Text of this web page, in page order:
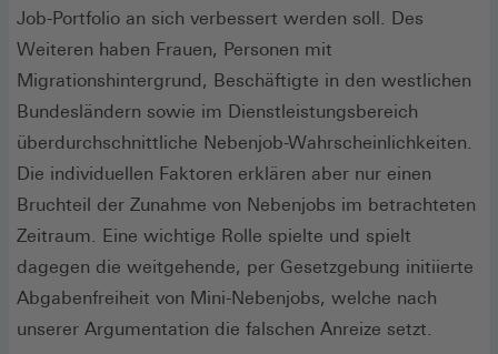
Job-Portfolio an sich verbessert werden soll. Des
Weiteren haben Frauen, Personen mit
Migrationshintergrund, Beschäftigte in den westlichen
Bundesländern sowie im Dienstleistungsbereich
überdurchschnittliche Nebenjob-Wahrscheinlichkeiten.
Die individuellen Faktoren erklären aber nur einen
Bruchteil der Zunahme von Nebenjobs im betrachteten
Zeitraum. Eine wichtige Rolle spielte und spielt
dagegen die weitgehende, per Gesetzgebung initiierte
Abgabenfreiheit von Mini-Nebenjobs, welche nach
unserer Argumentation die falschen Anreize setzt.